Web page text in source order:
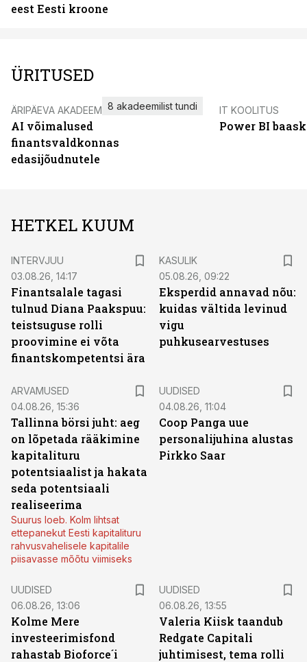
eest Eesti kroone
ÜRITUSED
ÄRIPÄEVA AKADEEMIA
AI võimalused
finantsvaldkonnas
edasijõudnutele
8 akadeemilist tundi IT KOOLITUS
Power BI
HETKEL KUUM
INTERVJUU
03.08.26, 14:17
Finantsalale tagasi
tulnud Diana Paakspuu:
teistsuguse rolli
proovimine ei võta
finantskompetentsi ära
KASULIK
05.08.26, 09:22
Eksperdid annavad nõu:
kuidas vältida levinud
vigu
puhkusearvestuses
ARVAMUSED
04.08.26, 15:36
Tallinna börsi juht: aeg
on lõpetada rääkimine
kapitalituru
potentsiaalist ja hakata
seda potentsiaali
realiseerima
Suurus loeb. Kolm lihtsat
ettepanekut Eesti kapitalituru
rahvusvahelisele kapitalile
piisavasse mõõtu viimiseks
UUDISED
04.08.26, 11:04
Coop Panga uue
personalijuhina alustas
Pirkko Saar
UUDISED
06.08.26, 13:06
Kolme Mere
investeerimisfond
rahastab Bioforce´i
UUDISED
06.08.26, 13:55
Valeria Kiisk taandub
Redgate Capitali
juhtimisest, tema rolli